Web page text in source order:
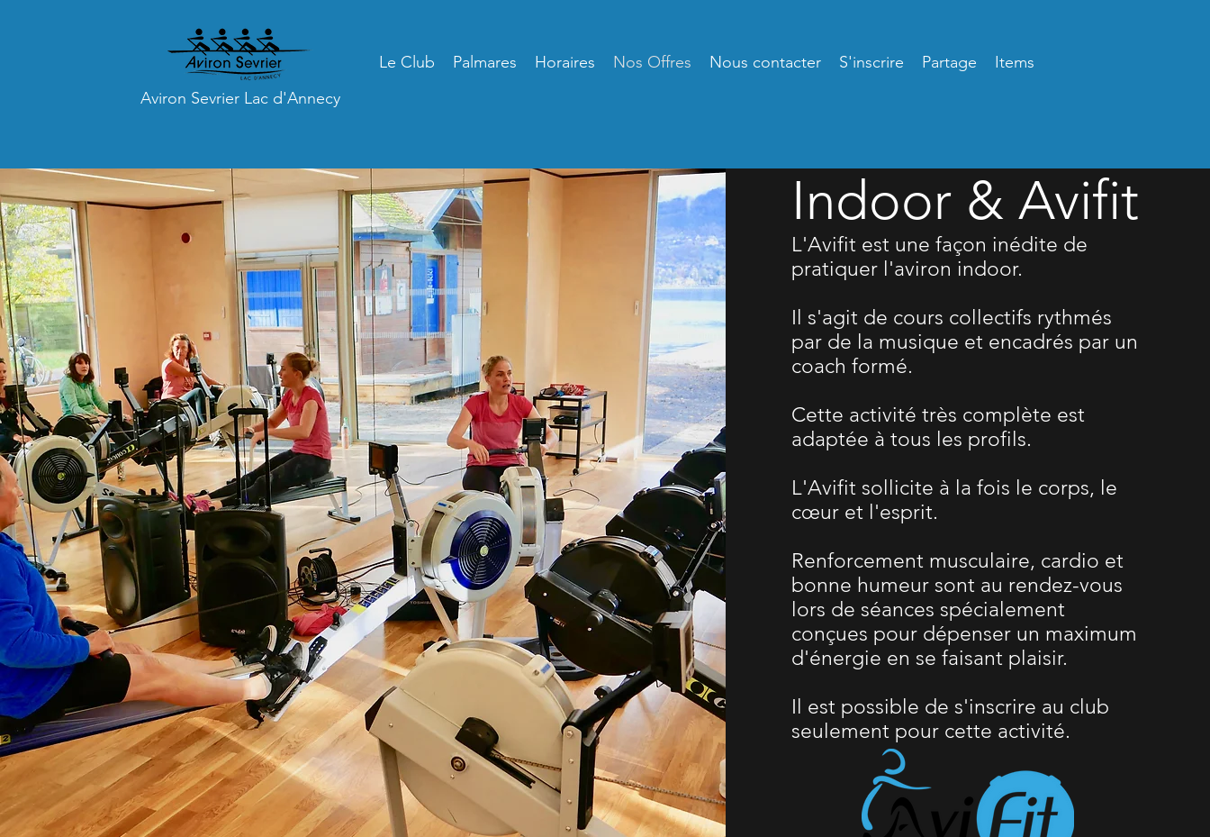
Le Club Palmares Horaires Nos Offres Nous contacter S'inscrire Partage
Items
Aviron Sevrier Lac d'Annecy
Les Coaches
Indoor & Avifit
L'Avifit est une façon inédite de
pratiquer l'aviron indoor.
Il s'agit de cours collectifs rythmés
par de la musique et encadrés par un
coach formé.
Cette activité très complète est
adaptée à tous les profils.
L'Avifit sollicite à la fois le corps, le
cœur et l'esprit.
Renforcement musculaire, cardio et
bonne humeur sont au rendez-vous
lors de séances spécialement
conçues pour dépenser un maximum
d'énergie en se faisant plaisir.
Il est possible de s'inscrire au club
seulement pour cette activité.